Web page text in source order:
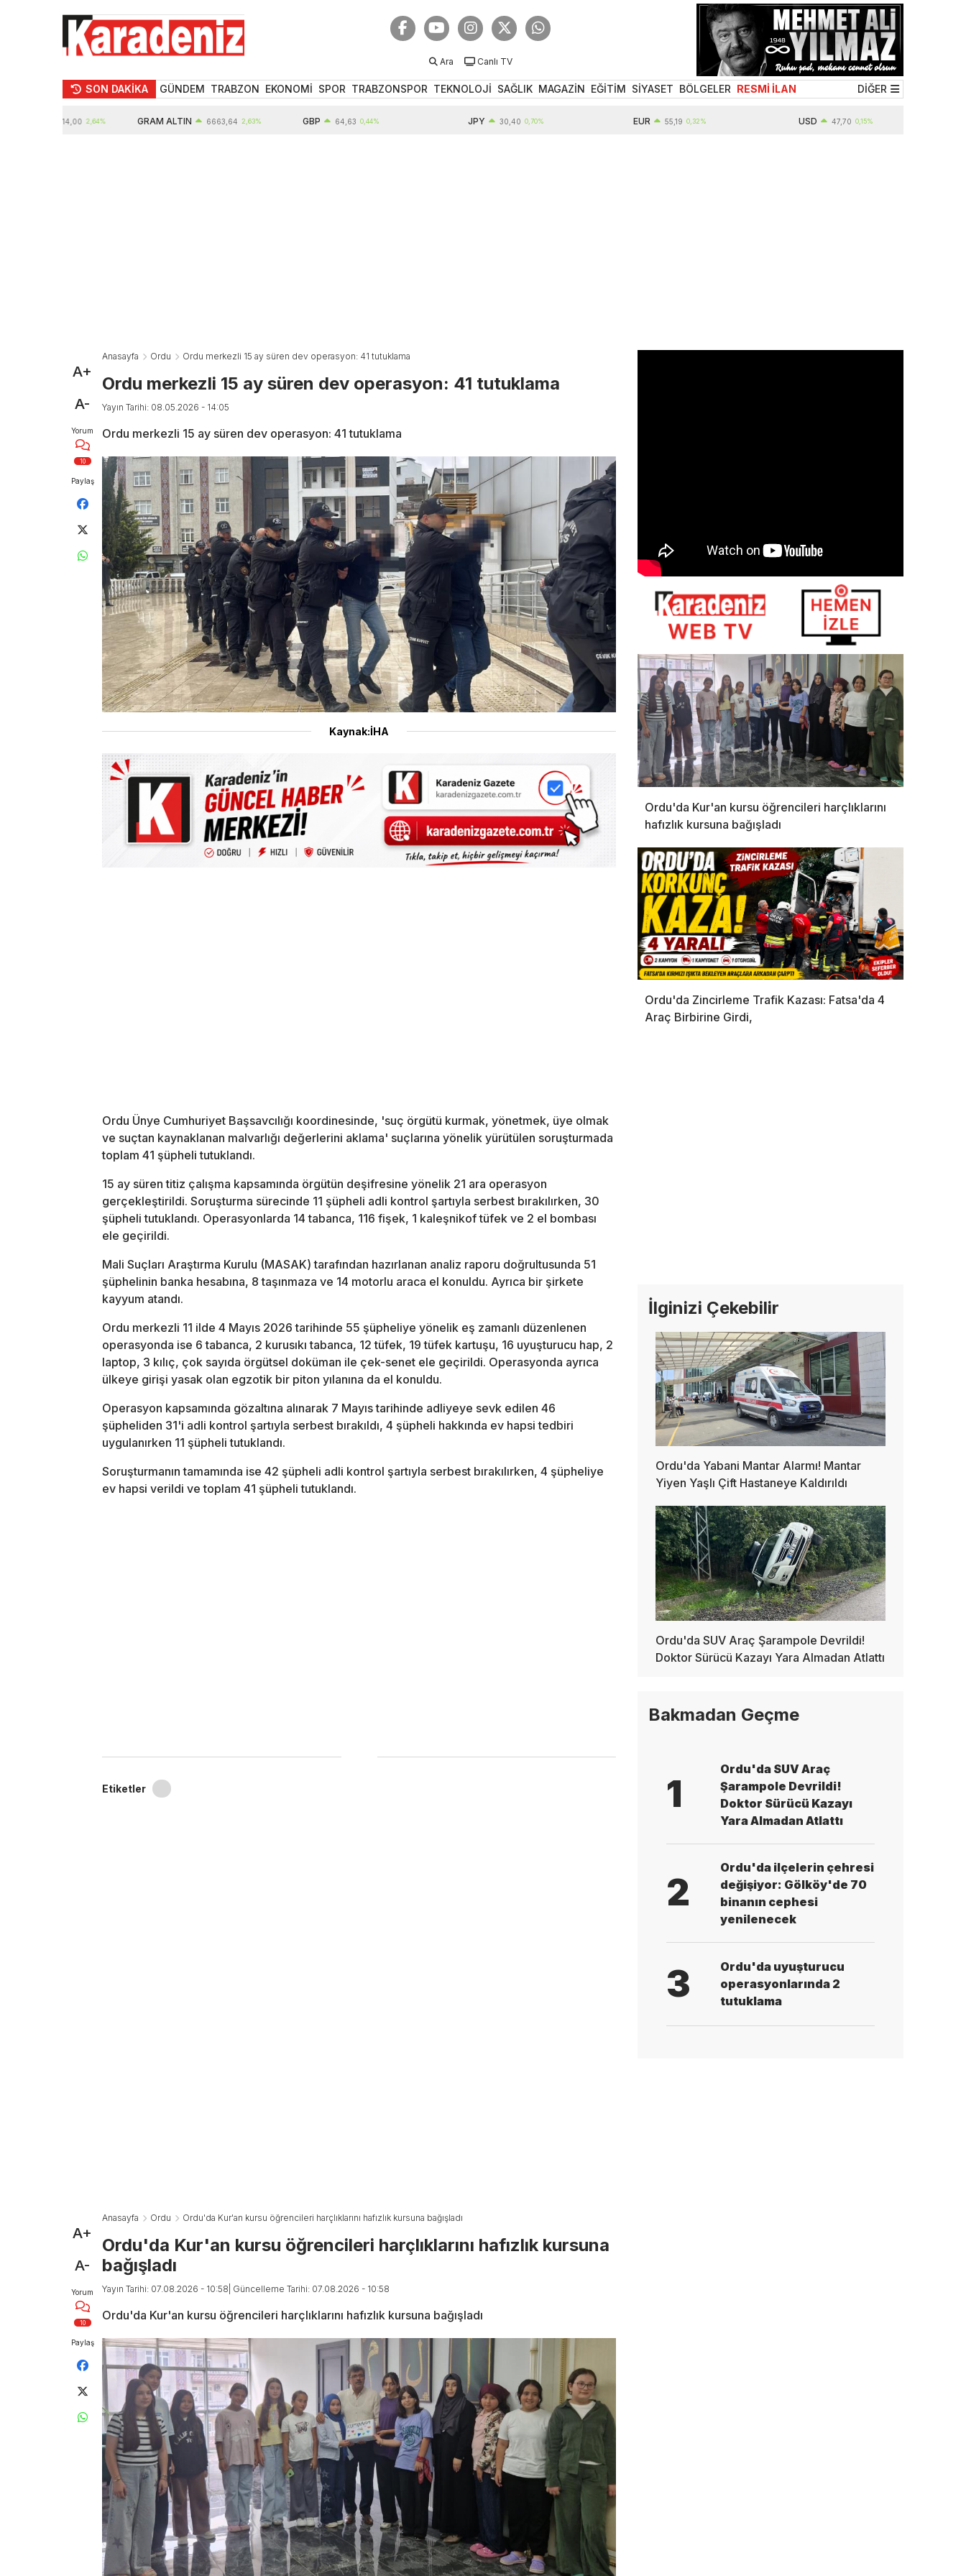
Ara Canlı TV
SON DAKİKA GÜNDEM TRABZON EKONOMİ SPOR TRABZONSPOR TEKNOLOJİ SAĞLIK MAGAZİN EĞİTİM SİYASET BÖLGELER RESMİ İLAN DİĞER
2,64% GRAM ALTIN 6663,64 2,63% 64,63 0,44% 30,40 0,70% 55,19 0,32% 47,70 0,15%
A+
A-
Yorum
10
Paylaş
Anasayfa Ordu Ordu merkezli 15 ay süren dev operasyon: 41 tutuklama
Ordu merkezli 15 ay süren dev operasyon: 41 tutuklama
Yayın Tarihi: 08.05.2026 - 14:05
Ordu merkezli 15 ay süren dev operasyon: 41 tutuklama
Kaynak:İHA
Ordu Ünye Cumhuriyet Başsavcılığı koordinesinde, 'suç örgütü kurmak, yönetmek, üye olmak
ve suçtan kaynaklanan malvarlığı değerlerini aklama' suçlarına yönelik yürütülen soruşturmada
toplam 41 şüpheli tutuklandı.
15 ay süren titiz çalışma kapsamında örgütün deşifresine yönelik 21 ara operasyon
gerçekleştirildi. Soruşturma sürecinde 11 şüpheli adli kontrol şartıyla serbest bırakılırken, 30
şüpheli tutuklandı. Operasyonlarda 14 tabanca, 116 fişek, 1 kaleşnikof tüfek ve 2 el bombası
ele geçirildi.
Mali Suçları Araştırma Kurulu (MASAK) tarafından hazırlanan analiz raporu doğrultusunda 51
şüphelinin banka hesabına, 8 taşınmaza ve 14 motorlu araca el konuldu. Ayrıca bir şirkete
kayyum atandı.
Ordu merkezli 11 ilde 4 Mayıs 2026 tarihinde 55 şüpheliye yönelik eş zamanlı düzenlenen
operasyonda ise 6 tabanca, 2 kurusıkı tabanca, 12 tüfek, 19 tüfek kartuşu, 16 uyuşturucu hap, 2
laptop, 3 kılıç, çok sayıda örgütsel doküman ile çek-senet ele geçirildi. Operasyonda ayrıca
ülkeye girişi yasak olan egzotik bir piton yılanına da el konuldu.
Operasyon kapsamında gözaltına alınarak 7 Mayıs tarihinde adliyeye sevk edilen 46
şüpheliden 31'i adli kontrol şartıyla serbest bırakıldı, 4 şüpheli hakkında ev hapsi tedbiri
uygulanırken 11 şüpheli tutuklandı.
Soruşturmanın tamamında ise 42 şüpheli adli kontrol şartıyla serbest bırakılırken, 4 şüpheliye
ev hapsi verildi ve toplam 41 şüpheli tutuklandı.
Etiketler
A+
A-
Yorum
10
Paylaş
Anasayfa Ordu Ordu'da Kur'an kursu öğrencileri harçlıklarını hafızlık kursuna bağışladı
Ordu'da Kur'an kursu öğrencileri harçlıklarını hafızlık kursuna
bağışladı
Yayın Tarihi: 07.08.2026 - 10:58 | Güncelleme Tarihi: 07.08.2026 - 10:58
Ordu'da Kur'an kursu öğrencileri harçlıklarını hafızlık kursuna bağışladı
Ordu'da Kur'an kursu öğrencileri harçlıklarını
hafızlık kursuna bağışladı
Ordu'da Zincirleme Trafik Kazası: Fatsa'da 4
Araç Birbirine Girdi,
İlginizi Çekebilir
Ordu'da Yabani Mantar Alarmı! Mantar
Yiyen Yaşlı Çift Hastaneye Kaldırıldı
Ordu'da SUV Araç Şarampole Devrildi!
Doktor Sürücü Kazayı Yara Almadan Atlattı
Bakmadan Geçme
1
Ordu'da SUV Araç
Şarampole Devrildi!
Doktor Sürücü Kazayı
Yara Almadan Atlattı
2
Ordu'da ilçelerin çehresi
değişiyor: Gölköy'de 70
binanın cephesi
yenilenecek
3
Ordu'da uyuşturucu
operasyonlarında 2
tutuklama